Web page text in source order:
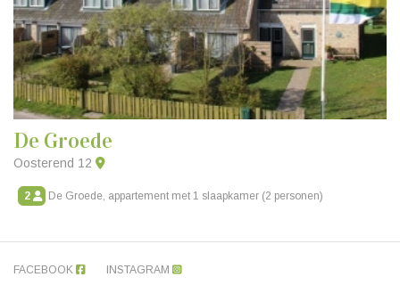
De Groede
Oosterend 12
2 De Groede, appartement met 1 slaapkamer (2 personen)
FACEBOOK INSTAGRAM